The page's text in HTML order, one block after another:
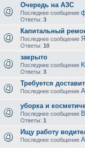
Очередь на АЗС
Последнее сообщение
Ответы: 3
Капитальный
Последнее сообщение
Ответы: 10
закрыто
Последнее сообщение
Ответы: 3
Требуется
Последнее сообщение
уборка и
Последнее сообщение
Ответы: 1
Ищу работу
Последнее сообщение